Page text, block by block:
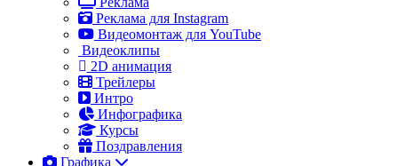
Реклама для Instagram
Видеомонтаж для YouTube
Видеоклипы
2D анимация
Трейлеры
Интро
Инфографика
Курсы
Поздравления
Графика